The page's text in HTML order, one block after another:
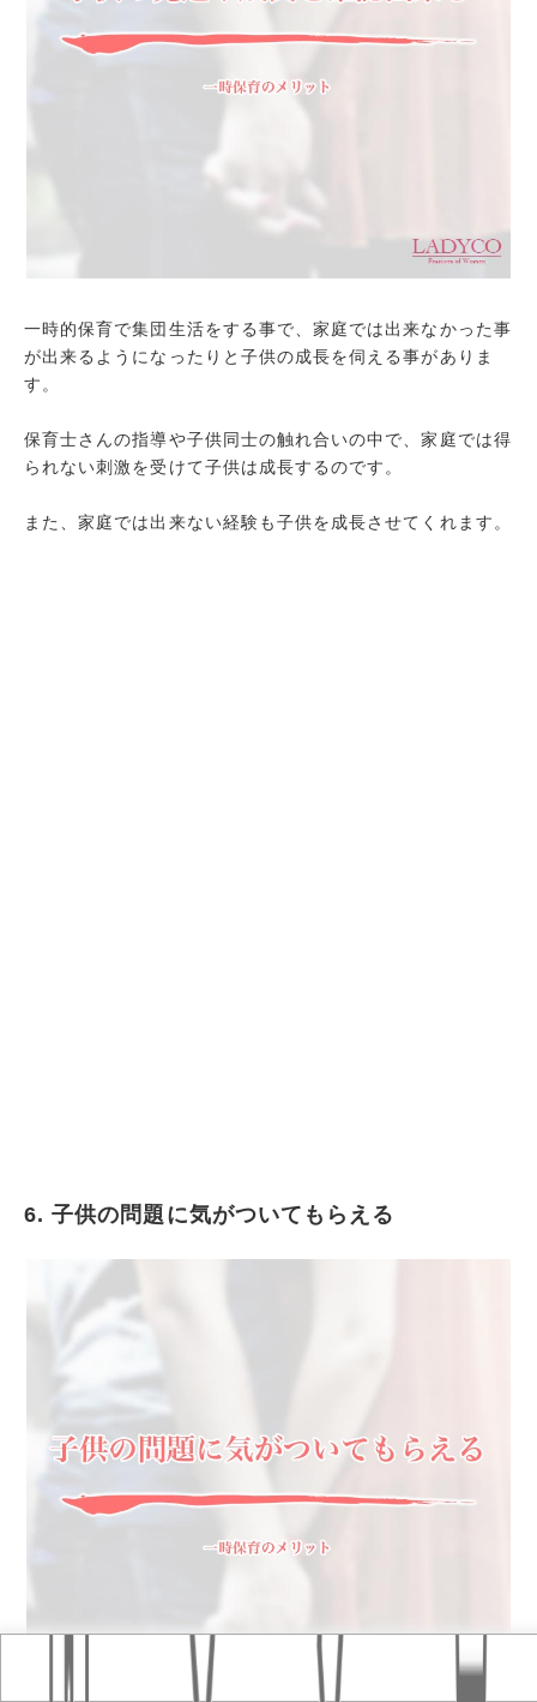
一時的保育で集団生活をする事で、家庭では出来なかった事
が出来るようになったりと子供の成長を伺える事がありま
す。
保育士さんの指導や子供同士の触れ合いの中で、家庭では得
られない刺激を受けて子供は成長するのです。
また、家庭では出来ない経験も子供を成長させてくれます。
6. 子供の問題に気がついてもらえる
おすすめ記事